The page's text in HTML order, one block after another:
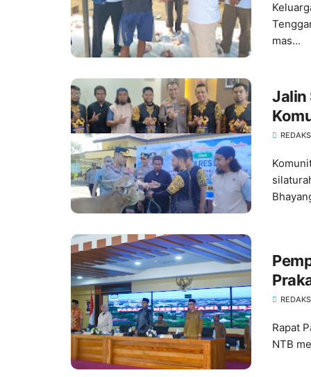
mas...
Jalin
Dari
Rapat
NTB